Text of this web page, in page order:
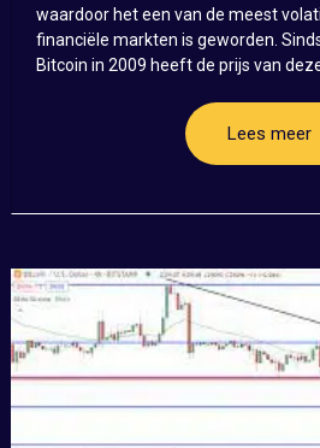
waardoor het een van de meest
financiële markten is geworden.
Bitcoin in 2009 heeft de prijs van deze
Lees meer